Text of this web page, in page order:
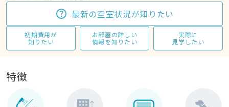
最新の空室状況が知りたい
初期費用が
知りたい
お部屋の詳しい
情報を知りたい
実際に
見学したい
特徴